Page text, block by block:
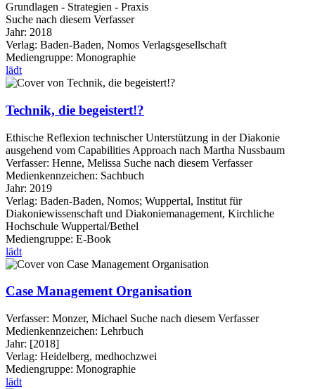
Grundlagen - Strategien - Praxis
Suche nach diesem Verfasser
Jahr: 2018
Verlag: Baden-Baden, Nomos Verlagsgesellschaft
Mediengruppe: Monographie
lädt
Technik, die begeistert!?
Ethische Reflexion technischer Unterstützung in der Diakonie
ausgehend vom Capabilities Approach nach Martha Nussbaum
Verfasser: Henne, Melissa Suche nach diesem Verfasser
Medienkennzeichen: Sachbuch
Jahr: 2019
Verlag: Baden-Baden, Nomos; Wuppertal, Institut für
Diakoniewissenschaft und Diakoniemanagement, Kirchliche
Hochschule Wuppertal/Bethel
Mediengruppe: E-Book
lädt
Case Management Organisation
Verfasser: Monzer, Michael Suche nach diesem Verfasser
Medienkennzeichen: Lehrbuch
Jahr: [2018]
Verlag: Heidelberg, medhochzwei
Mediengruppe: Monographie
lädt